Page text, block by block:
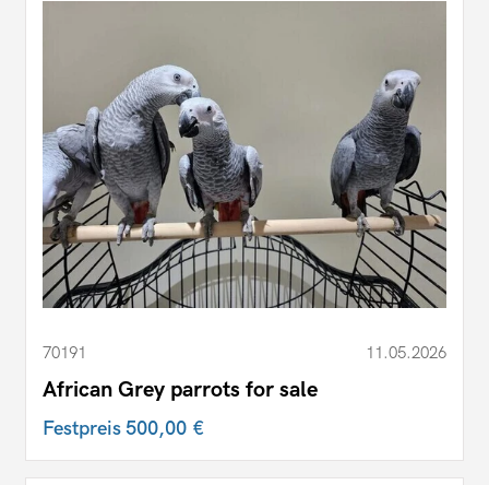
70191 11.05.2026
African Grey parrots for sale
Festpreis500,00 €